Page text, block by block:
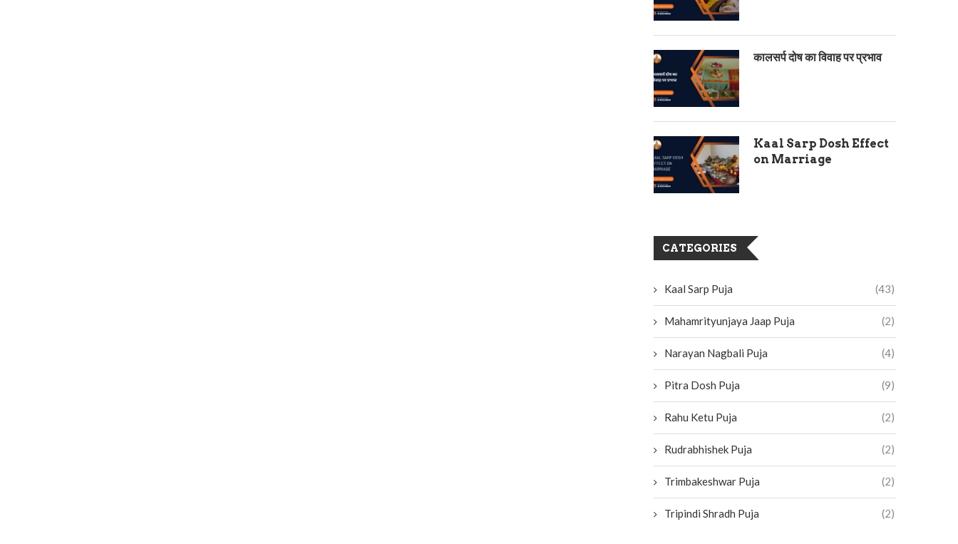
कालसर्प दोष का विवाह पर प्रभाव
Kaal Sarp Dosh Effect
on Marriage
CATEGORIES
Kaal Sarp Puja (43)
Mahamrityunjaya Jaap Puja (2)
Narayan Nagbali Puja (4)
Pitra Dosh Puja (9)
Rahu Ketu Puja (2)
Rudrabhishek Puja (2)
Trimbakeshwar Puja (2)
Tripindi Shradh Puja (2)